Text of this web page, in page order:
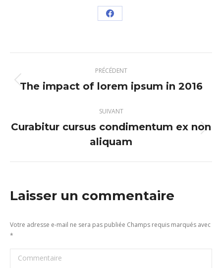
Partager
Facebook
article
PRÉCÉDENT
Article
:
The impact of lorem ipsum in 2016
SUIVANT
Article
suivant
Curabitur cursus condimentum ex non
aliquam
Laisser un commentaire
Votre adresse e-mail ne sera pas publiée Champs requis marqués avec
*
Commentaire